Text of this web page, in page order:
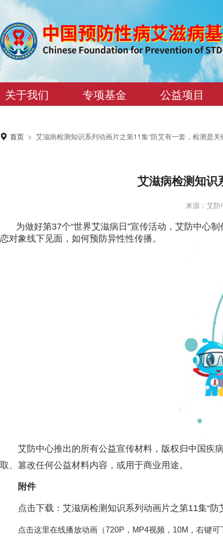
关于我们 专项基金 公益项目
首页 > 艾滋病检测知识系列动画片之第11集“防艾有一套，检测是关
艾滋病检测知识
来源：艾防
为做好第37个“世界艾滋病日”宣传活动，艾防中心
恋对象线下见面，如何预防异性性传播。
艾防中心推出的所有公益宣传材料，版权归中国疾
取、篡改任何公益材料内容，或用于商业用途。
附件
点击下载： 艾滋病检测知识系列动画片之第11集“防
点击这里在线播放动画（720P ， MP4视频， 10M ，右键